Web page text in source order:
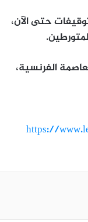
حتى الآن،
الفرنسية،
https://